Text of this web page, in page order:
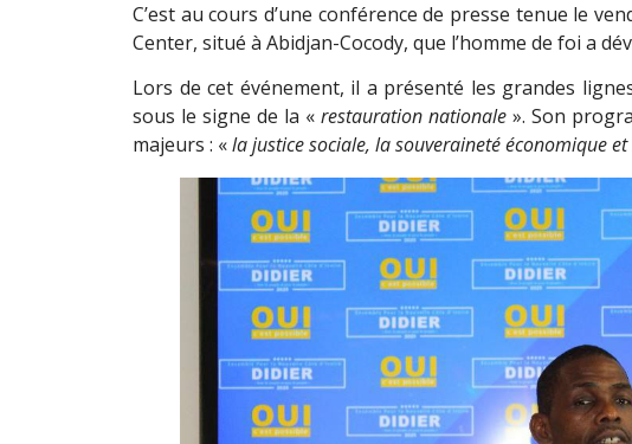
C’est au cours d’une conférence de presse tenue le
Center, situé à Abidjan-Cocody, que l’homme de foi a
Lors de cet événement, il a présenté les grandes
sous le signe de la « restauration nationale ». Son
majeurs : «la justice sociale, la souveraineté économique